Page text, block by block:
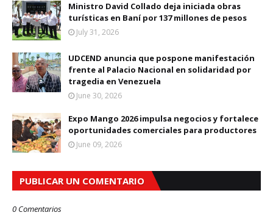
Ministro David Collado deja iniciada obras
turísticas en Baní por 137 millones de pesos
July 31, 2026
UDCEND anuncia que pospone manifestación
frente al Palacio Nacional en solidaridad por
tragedia en Venezuela
June 30, 2026
Expo Mango 2026 impulsa negocios y fortalece
oportunidades comerciales para productores
June 09, 2026
PUBLICAR UN COMENTARIO
0 Comentarios